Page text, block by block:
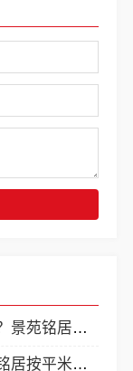
案整装一口价
平米一口价